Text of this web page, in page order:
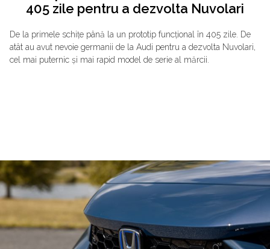
405 zile pentru a dezvolta Nuvolari
De la primele schițe până la un prototip funcțional în 405 zile. De
atât au avut nevoie germanii de la Audi pentru a dezvolta Nuvolari,
cel mai puternic și mai rapid model de serie al mărcii.